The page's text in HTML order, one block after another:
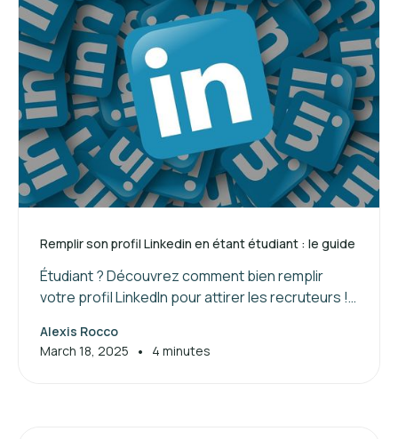
Remplir son profil Linkedin en étant étudiant : le guide
Étudiant ? Découvrez comment bien remplir
votre profil LinkedIn pour attirer les recruteurs !
compétences et booster votre réseau.
Alexis Rocco
March 18, 2025
• 4 minutes